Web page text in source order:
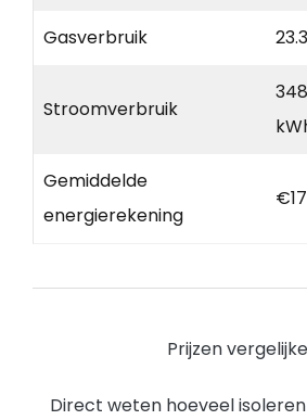
Gasverbruik
Stroomverbruik
Gemiddelde
energierekening
Prijzen
Direct weten hoeveel